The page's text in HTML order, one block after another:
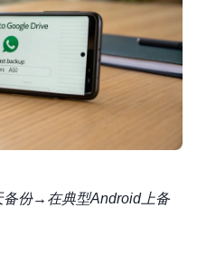
份→在典型Android上备